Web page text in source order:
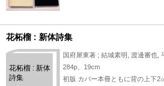
花柘榴 : 新体詩集
花柘榴 : 新体
詩集
国府犀東著 ; 結城素明, 渡邊審也,
284p、19cm
初版 カバー本冊ともに背の上下